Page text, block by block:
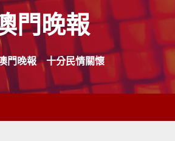
門晚報
門晚報 十分民情關懷